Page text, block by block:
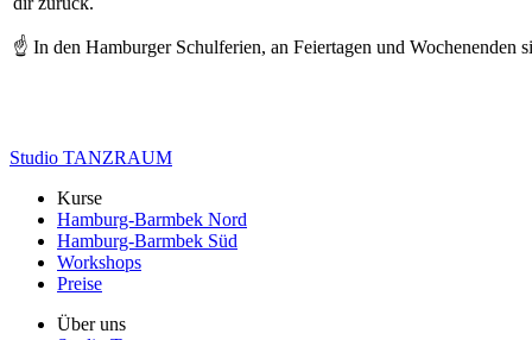
☝ In den Hamburger Schulferien, an Feiertagen und
Studio TANZRAUM
Kurse
Hamburg-Barmbek Nord
Hamburg-Barmbek Süd
Workshops
Preise
Über uns